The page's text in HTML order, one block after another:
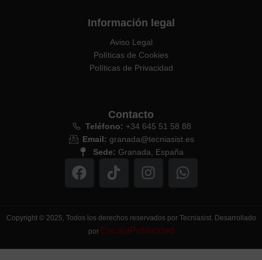
Información legal
Aviso Legal
Políticas de Cookies
Políticas de Privacidad
Contacto
Teléfono: +34 645 51 58 88
Email: granada@tecniasist.es
Sede: Granada, España
Copyright © 2025, Todos los derechos reservados por Tecniasist. Desarrollado
por EncajaPublicidad